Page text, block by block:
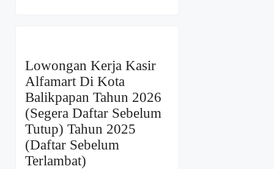
Lowongan Kerja Kasir
Alfamart Di Kota
Balikpapan Tahun 2026
(Segera Daftar Sebelum
Tutup) Tahun 2025
(Daftar Sebelum
Terlambat)